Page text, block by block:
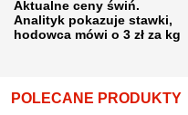
Aktualne ceny świń.
Analityk pokazuje stawki,
hodowca mówi o 3 zł za kg
POLECANE PRODUKTY